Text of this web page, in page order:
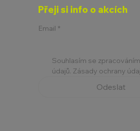
Přeji si info o akcích
Email *
Souhlasím se
údajů. Zásady ochrany
Odeslat